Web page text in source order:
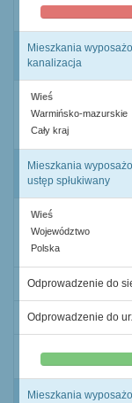
Mieszkania
kanalizacja
Wieś
Warmińsko-mazurskie
Cały kraj
Mieszkania
ustęp spłukiwany
Wieś
Województwo
Polska
Odprowadzenie do
Odprowadzenie do
0,0%
Mieszkania